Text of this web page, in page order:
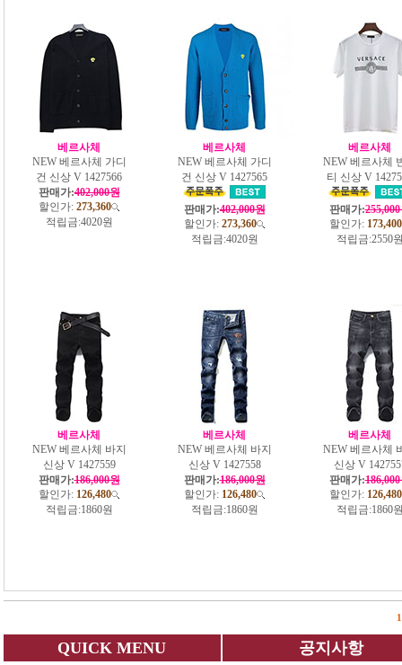
베르사체
NEW 베르사체 가디
건 신상 V 1427566
판매가:402,000원
할인가: 273,360
적립금:4020원
베르사체
NEW 베르사체 가디
건 신상 V 1427565
판매가:402,000원
할인가: 273,360
적립금:4020원
베르사체
NEW 베르사체
티 신상 V
판매가:
할인가: 173,400
적립금:2550
베르사체
NEW 베르사체 바지
신상 V 1427559
판매가:186,000원
할인가: 126,480
적립금:1860원
베르사체
NEW 베르사체 바지
신상 V 1427558
판매가:186,000원
할인가: 126,480
적립금:1860원
베르사체
NEW 베르사체
신상 V
판매가:
할인가: 126,480
적립금:1860
1
QUICK MENU 공지사항